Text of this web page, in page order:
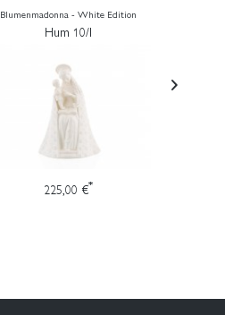
Blumenmadonna - White Edition
Hum 10/I
225,00 €*